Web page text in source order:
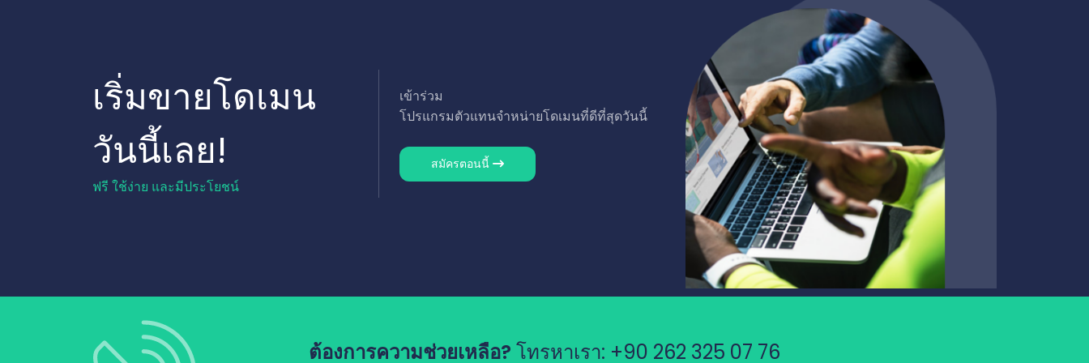
เริ่มขายโดเมน
วันนี้เลย!
ฟรี ใช้ง่าย และมีประโยชน์
เข้าร่วม
โปรแกรมตัวแทนจำหน่ายโดเมนที่ดีที่สุดวันนี้
สมัครตอนนี้
ต้องการความช่วยเหลือ? โทรหาเรา: +90 262 325 07 76